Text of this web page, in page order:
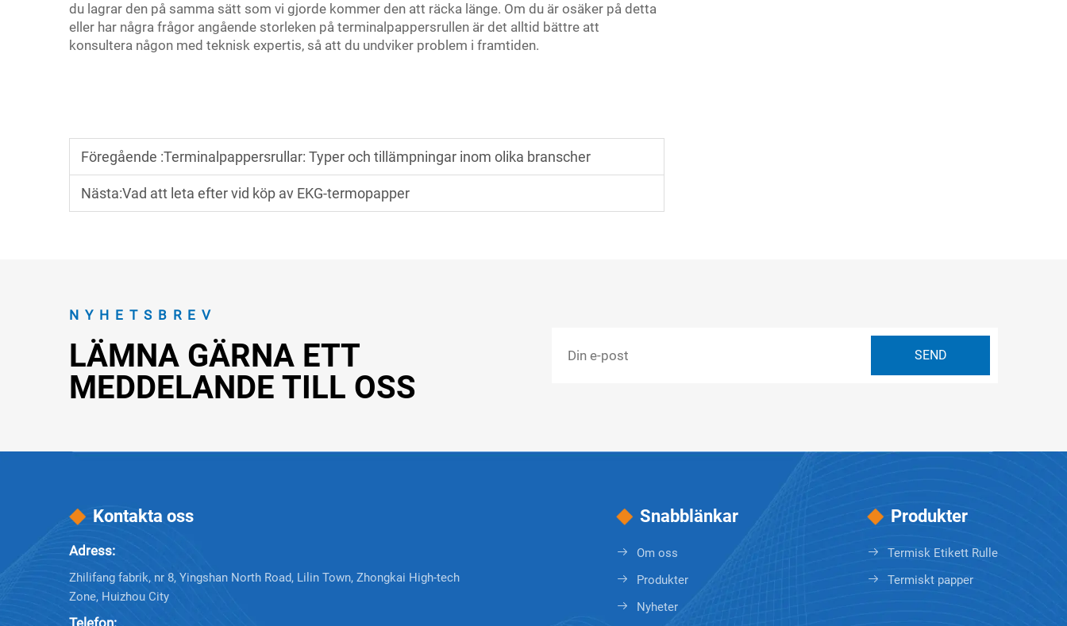
du lagrar den på samma sätt som vi gjorde kommer den att räcka länge. Om du är osäker på detta
eller har några frågor angående storleken på terminalpappersrullen är det alltid bättre att
konsultera någon med teknisk expertis, så att du undviker problem i framtiden.
Föregående :Terminalpappersrullar: Typer och tillämpningar inom olika branscher
Nästa:Vad att leta efter vid köp av EKG-termopapper
NYHETSBREV
LÄMNA GÄRNA ETT
MEDDELANDE TILL OSS
Kontakta oss
Adress:
Zhilifang fabrik, nr 8, Yingshan North Road, Lilin Town, Zhongkai High-tech
Zone, Huizhou City
Snabblänkar
Om oss
Produkter
Nyheter
Produkter
Termisk Etikett Rulle
Termiskt papper